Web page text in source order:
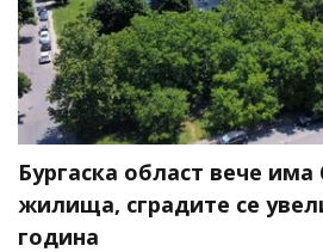
Бургаска област вече има
жилища, сградите се
година